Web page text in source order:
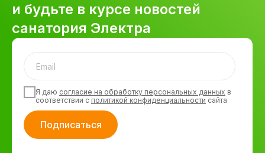
Я даю согласие на обработку персональных данных в
соответствии с политикой конфиденциальности сайта
Подписаться
и будьте в курсе новостей
санатория Электра